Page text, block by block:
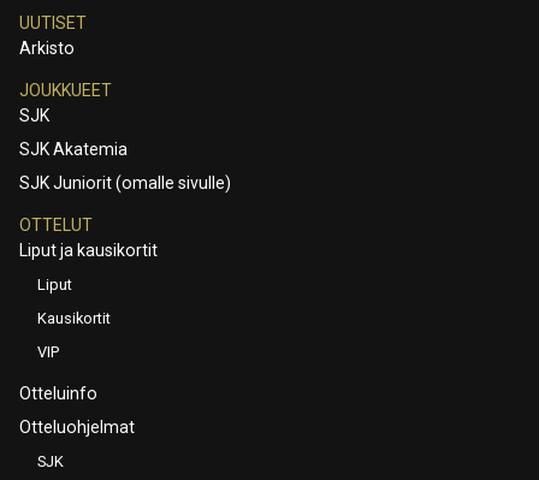
UUTISET
Arkisto
JOUKKUEET
SJK
SJK Akatemia
SJK Juniorit (omalle sivulle)
OTTELUT
Liput ja kausikortit
Liput
Kausikortit
VIP
Otteluinfo
Otteluohjelmat
SJK